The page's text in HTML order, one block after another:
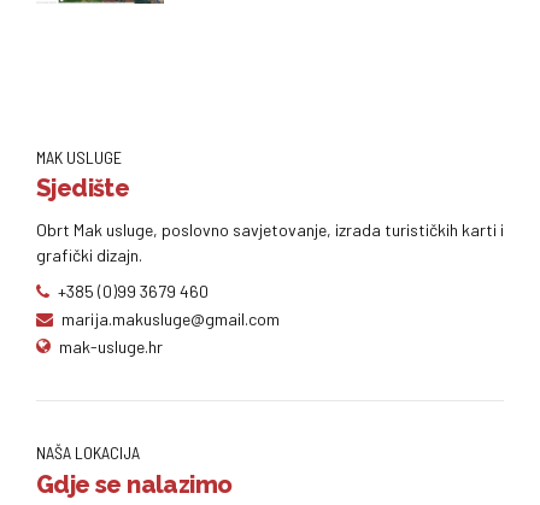
MAK USLUGE
Sjedište
Obrt Mak usluge, poslovno savjetovanje, izrada turističkih karti i
grafički dizajn.
+385 (0)99 3679 460
marija.makusluge@gmail.com
mak-usluge.hr
NAŠA LOKACIJA
Gdje se nalazimo